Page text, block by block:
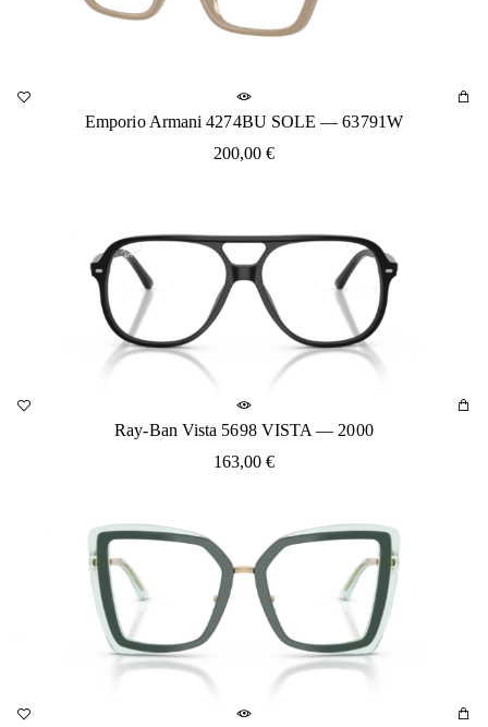
Emporio Armani 4274BU SOLE — 63791W
200,00€
Ray-Ban Vista 5698 VISTA — 2000
163,00€